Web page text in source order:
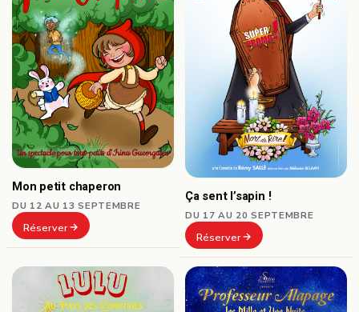
Mon petit chaperon
DU 12 AU 13 SEPTEMBRE
Réserver
Ça sent l’sapin !
DU 17 AU 20 SEPTEMBRE
Réserver